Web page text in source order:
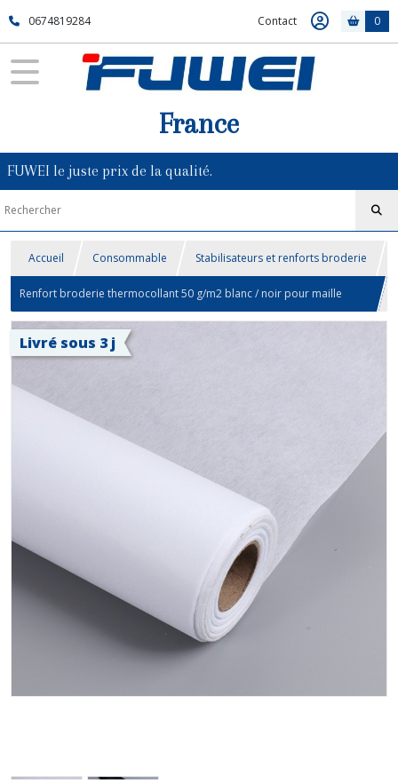
0674819284 Contact 0
France
FUWEI le juste prix de la qualité.
Accueil Consommable Stabilisateurs et renforts broderie
Renfort broderie thermocollant 50 g/m2 blanc / noir pour maille
piquet & T-SHIRT / polo, chemises ref 1050 HF
Livré sous 3 j